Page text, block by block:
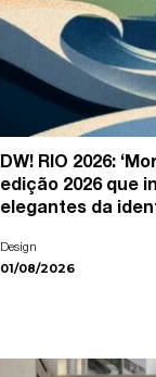
DW! RIO 2026:
edição 2026 que
elegantes da
Design
01/08/2026